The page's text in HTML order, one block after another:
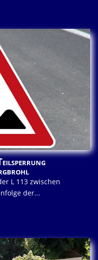
L 113 zwischen
der...